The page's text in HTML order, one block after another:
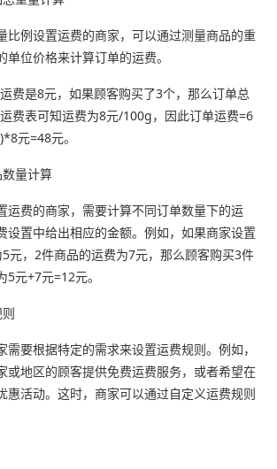
比例设置运费的商家，可以通过测量商品的重
位价格来计算订单的运费。
费是8元，如果顾客购买了3个，那么订单总
费表可知运费为8元/100g，因此订单运费=6
元=48元。
数量计算
运费的商家，需要计算不同订单数量下的运
设置中给出相应的金额。例如，如果商家设置
元，2件商品的运费为7元，那么顾客购买3件
元+7元=12元。
需要根据特定的需求来设置运费规则。例如，
或地区的顾客提供免费运费服务，或者希望在
惠活动。这时，商家可以通过自定义运费规则